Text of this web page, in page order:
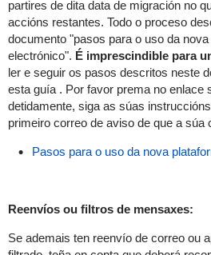
partires de dita data de migración no
accións restantes. Todo o proceso
documento "pasos para o uso da
electrónico". É imprescindible para
ler e seguir os pasos descritos neste
esta guía . Por favor prema no enlace
detidamente, siga as súas
primeiro correo de aviso de que a súa
Pasos para o uso da nova
Reenvíos ou filtros de mensaxes:
Se ademais ten reenvío de correo ou